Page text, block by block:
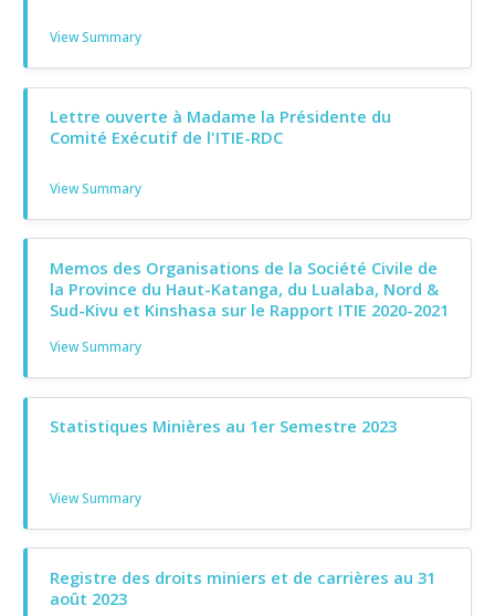
View Summary
Lettre ouverte à Madame la Présidente du
Comité Exécutif de l'ITIE-RDC
View Summary
Memos des Organisations de la Société Civile de
la Province du Haut-Katanga, du Lualaba, Nord &
Sud-Kivu et Kinshasa sur le Rapport ITIE 2020-2021
View Summary
Statistiques Minières au 1er Semestre 2023
View Summary
Registre des droits miniers et de carrières au 31
août 2023